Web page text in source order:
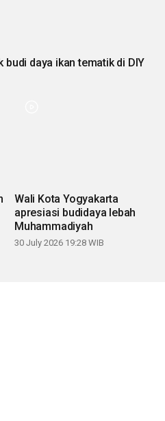
budi daya ikan tematik di DIY
Wali Kota Yogyakarta
apresiasi budidaya lebah
Muhammadiyah
30 July 2026 19:28 WIB